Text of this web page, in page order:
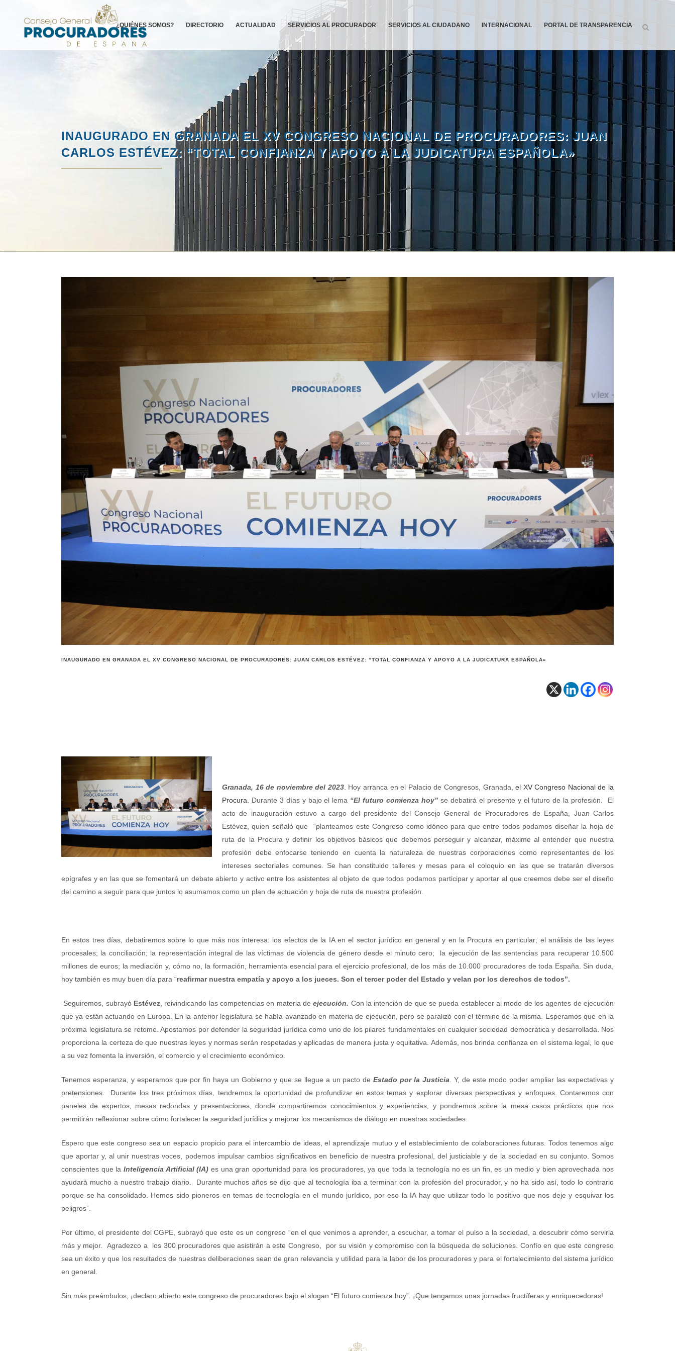
¿QUIÉNES SOMOS? DIRECTORIO ACTUALIDAD SERVICIOS AL PROCURADOR SERVICIOS AL CIUDADANO INTERNACIONAL PORTAL DE TRANSPARENCIA
INAUGURADO EN GRANADA EL XV CONGRESO NACIONAL DE PROCURADORES: JUAN
CARLOS ESTÉVEZ: “TOTAL CONFIANZA Y APOYO A LA JUDICATURA ESPAÑOLA»
INAUGURADO EN GRANADA EL XV CONGRESO NACIONAL DE PROCURADORES: JUAN CARLOS ESTÉVEZ: “TOTAL CONFIANZA Y APOYO A LA JUDICATURA ESPAÑOLA»
Granada, 16 de noviembre del 2023. Hoy arranca en el Palacio de Congresos, Granada,el XV Congreso Nacional de la
Procura . Durante 3 días y bajo el lema “El futuro comienza hoy” se debatirá el presente y el futuro de la profesión. El
acto de inauguración estuvo a cargo del presidente del Consejo General de Procuradores de España, Juan Carlos
Estévez, quien señaló que “planteamos este Congreso como idóneo para que entre todos podamos diseñar la hoja de
ruta de la Procura y definir los objetivos básicos que debemos perseguir y alcanzar, máxime al entender que nuestra
profesión debe enfocarse teniendo en cuenta la naturaleza de nuestras corporaciones como representantes de los
intereses sectoriales comunes. Se han constituido talleres y mesas para el coloquio en las que se tratarán diversos
epígrafes y en las que se fomentará un debate abierto y activo entre los asistentes al objeto de que todos podamos participar y aportar al que creemos debe ser el diseño
del camino a seguir para que juntos lo asumamos como un plan de actuación y hoja de ruta de nuestra profesión.
En estos tres días, debatiremos sobre lo que más nos interesa: los efectos de la IA en el sector jurídico en general y en la Procura en particular; el análisis de las leyes
procesales; la conciliación; la representación integral de las víctimas de violencia de género desde el minuto cero; la ejecución de las sentencias para recuperar 10.500
millones de euros; la mediación y, cómo no, la formación, herramienta esencial para el ejercicio profesional, de los más de 10.000 procuradores de toda España. Sin duda,
hoy también es muy buen día para “reafirmar nuestra empatía y apoyo a los jueces. Son el tercer poder del Estado y velan por los derechos de todos”.
Seguiremos, subrayó Estévez, reivindicando las competencias en materia deejecución. Con la intención de que se pueda establecer al modo de los agentes de ejecución
que ya están actuando en Europa. En la anterior legislatura se había avanzado en materia de ejecución, pero se paralizó con el término de la misma. Esperamos que en la
próxima legislatura se retome. Apostamos por defender la seguridad jurídica como uno de los pilares fundamentales en cualquier sociedad democrática y desarrollada. Nos
proporciona la certeza de que nuestras leyes y normas serán respetadas y aplicadas de manera justa y equitativa. Además, nos brinda confianza en el sistema legal, lo que
a su vez fomenta la inversión, el comercio y el crecimiento económico.
Tenemos esperanza, y esperamos que por fin haya un Gobierno y que se llegue a un pacto deEstado por la Justicia . Y, de este modo poder ampliar las expectativas y
pretensiones. Durante los tres próximos días, tendremos la oportunidad de profundizar en estos temas y explorar diversas perspectivas y enfoques. Contaremos con
paneles de expertos, mesas redondas y presentaciones, donde compartiremos conocimientos y experiencias, y pondremos sobre la mesa casos prácticos que nos
permitirán reflexionar sobre cómo fortalecer la seguridad jurídica y mejorar los mecanismos de diálogo en nuestras sociedades.
Espero que este congreso sea un espacio propicio para el intercambio de ideas, el aprendizaje mutuo y el establecimiento de colaboraciones futuras. Todos tenemos algo
que aportar y, al unir nuestras voces, podemos impulsar cambios significativos en beneficio de nuestra profesional, del justiciable y de la sociedad en su conjunto. Somos
conscientes que la Inteligencia Artificial (IA) es una gran oportunidad para los procuradores, ya que toda la tecnología no es un fin, es un medio y bien aprovechada nos
ayudará mucho a nuestro trabajo diario. Durante muchos años se dijo que al tecnología iba a terminar con la profesión del procurador, y no ha sido así, todo lo contrario
porque se ha consolidado. Hemos sido pioneros en temas de tecnología en el mundo jurídico, por eso la IA hay que utilizar todo lo positivo que nos deje y esquivar los
peligros”.
Por último, el presidente del CGPE, subrayó que este es un congreso “en el que venimos a aprender, a escuchar, a tomar el pulso a la sociedad, a descubrir cómo servirla
más y mejor. Agradezco a los 300 procuradores que asistirán a este Congreso, por su visión y compromiso con la búsqueda de soluciones. Confío en que este congreso
sea un éxito y que los resultados de nuestras deliberaciones sean de gran relevancia y utilidad para la labor de los procuradores y para el fortalecimiento del sistema jurídico
en general.
Sin más preámbulos, ¡declaro abierto este congreso de procuradores bajo el slogan “El futuro comienza hoy”. ¡Que tengamos unas jornadas fructíferas y enriquecedoras!